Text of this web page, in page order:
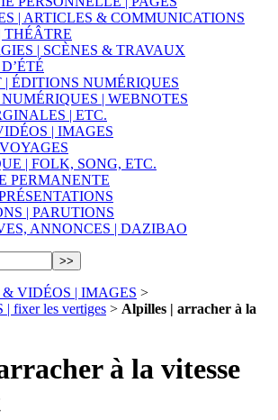
| ARTICLES & COMMUNICATIONS
THÉÂTRE
| SCÈNES & TRAVAUX
| ÉDITIONS NUMÉRIQUES
| WEBNOTES
| ETC.
| IMAGES
| FOLK, SONG, ETC.
PERMANENTE
| PARUTIONS
ANNONCES | DAZIBAO
& VIDÉOS | IMAGES >
fixer les vertiges > Alpilles | arracher à la
à la vitesse